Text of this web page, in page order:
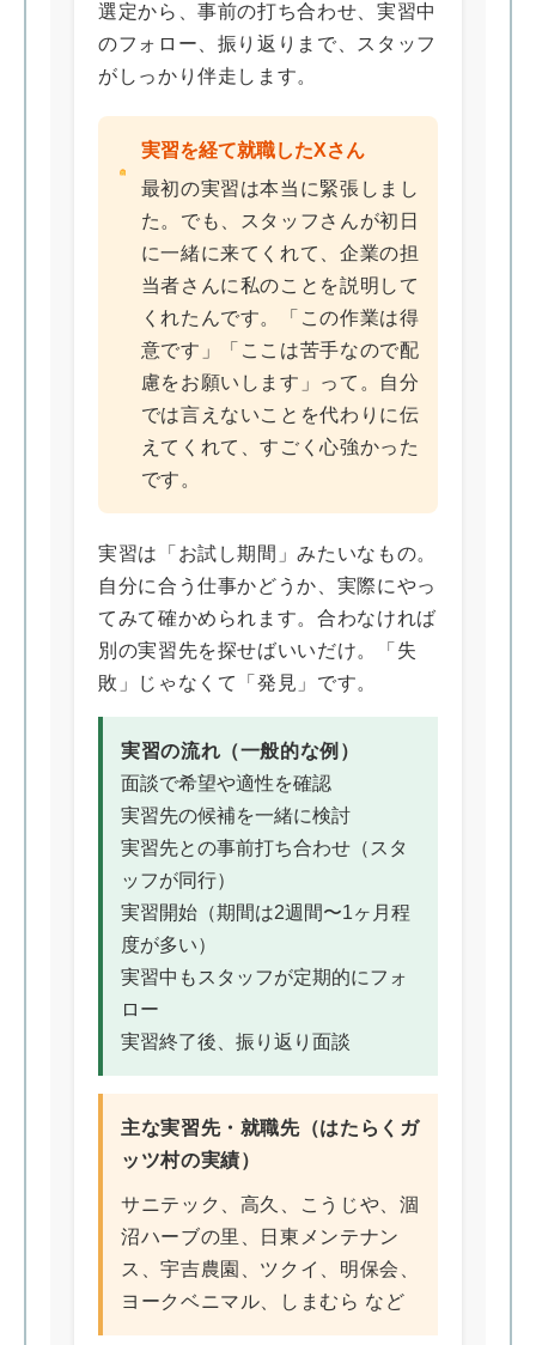
選定から、事前の打ち合わせ、実習中
のフォロー、振り返りまで、スタッフ
がしっかり伴走します。
実習を経て就職したXさん
最初の実習は本当に緊張しまし
た。でも、スタッフさんが初日
に一緒に来てくれて、企業の担
当者さんに私のことを説明して
くれたんです。「この作業は得
意です」「ここは苦手なので配
慮をお願いします」って。自分
では言えないことを代わりに伝
えてくれて、すごく心強かった
です。
実習は「お試し期間」みたいなもの。
自分に合う仕事かどうか、実際にやっ
てみて確かめられます。合わなければ
別の実習先を探せばいいだけ。「失
敗」じゃなくて「発見」です。
実習の流れ（一般的な例）
面談で希望や適性を確認
実習先の候補を一緒に検討
実習先との事前打ち合わせ（スタ
ッフが同行）
実習開始（期間は2週間〜1ヶ月程
度が多い）
実習中もスタッフが定期的にフォ
ロー
実習終了後、振り返り面談
主な実習先・就職先（はたらくガ
ッツ村の実績）
サニテック、高久、こうじや、涸
沼ハーブの里、日東メンテナン
ス、宇吉農園、ツクイ、明保会、
ヨークベニマル、しまむら など